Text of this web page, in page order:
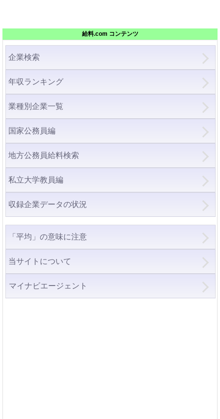
給料.com コンテンツ
企業検索
年収ランキング
業種別企業一覧
国家公務員編
地方公務員給料検索
私立大学教員編
収録企業データの状況
「平均」の意味に注意
当サイトについて
マイナビエージェント